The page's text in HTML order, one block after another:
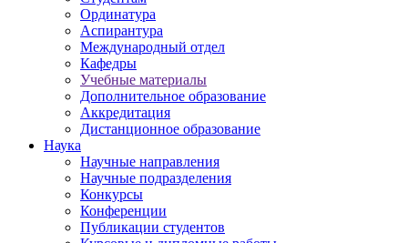
Ординатура
Аспирантура
Международный отдел
Кафедры
Учебные материалы
Дополнительное образование
Аккредитация
Дистанционное образование
Наука
Научные направления
Научные подразделения
Конкурсы
Конференции
Публикации студентов